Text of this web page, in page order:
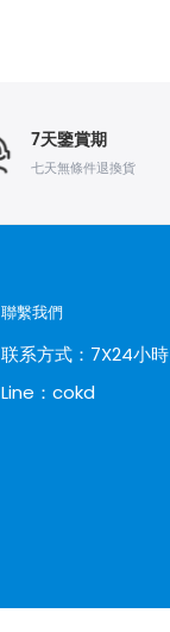
7天鑒賞期
七天無條件退換貨
聯繫我們
联系方式：7X24小時
Line：cokd